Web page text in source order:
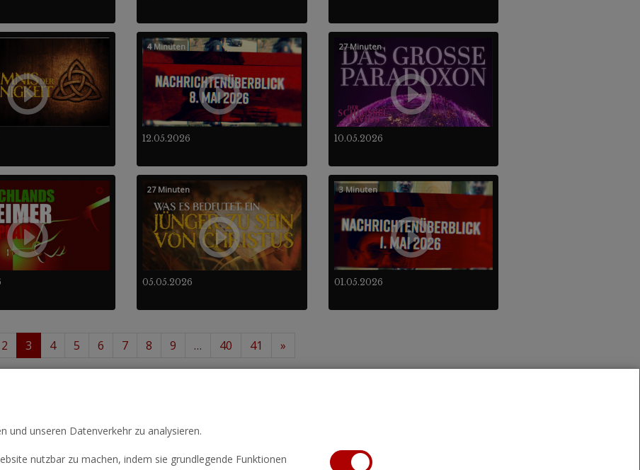
12.05.2026
4 Minuten
10.05.2026
27 Minuten
05.05.2026
27 Minuten
01.05.2026
3 Minuten
2 3 4 5 6 7 8 9 … 40 41
»
und unseren Datenverkehr zu analysieren.
nutzbar zu machen, indem sie grundlegende Funktionen